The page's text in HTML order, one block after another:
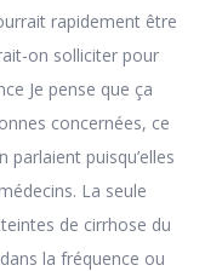
rapidement être
on solliciter pour
Je pense que ça
concernées, ce
parlaient puisqu’elles
La seule
de cirrhose du
la fréquence ou